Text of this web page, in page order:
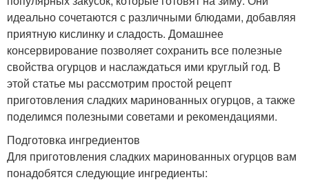
идеально сочетаются с различными блюдами, добавляя
приятную кислинку и сладость. Домашнее
консервирование позволяет сохранить все полезные
свойства огурцов и наслаждаться ими круглый год. В
этой статье мы рассмотрим простой рецепт
приготовления сладких маринованных огурцов, а также
поделимся полезными советами и рекомендациями.
Подготовка ингредиентов
Для приготовления сладких маринованных огурцов вам
понадобятся следующие ингредиенты: